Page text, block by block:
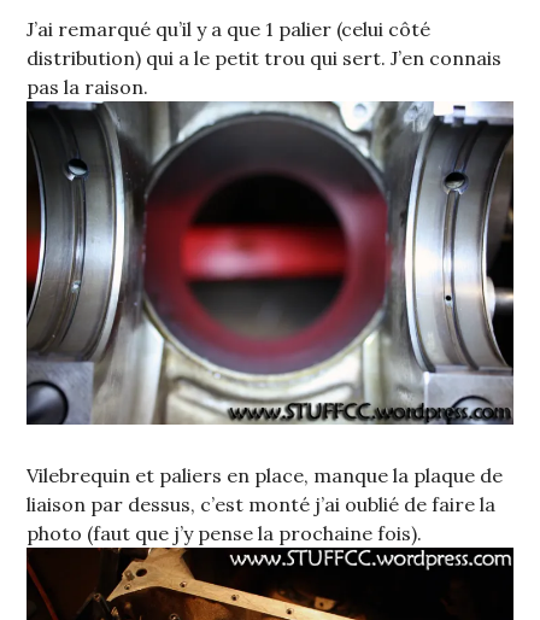
J’ai remarqué qu’il y a que 1 palier (celui côté
distribution) qui a le petit trou qui sert. J’en connais
pas la raison.
Vilebrequin et paliers en place, manque la plaque de
liaison par dessus, c’est monté j’ai oublié de faire la
photo (faut que j’y pense la prochaine fois).